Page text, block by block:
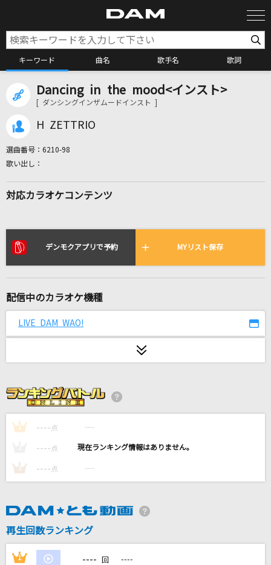
キーワード 曲名 歌手名 歌詞
カラオケ検索
リアルタイムで歌われている曲の一覧
コイスルオトメ
いきものがかり
一体いつから
初星学園
[生音]ひまわりの約束
秦 基博
Lost love song
Hilcrhyme(ヒルクライム)
灰色と青(+菅田将暉)
I wonder
Dancing in the mood<インスト>
[ ダンシングインザムードインスト ]
H ZETTRIO
選曲番号： 6210-98
対応カラオケコンテンツ
デンモクアプリで予約 MYリスト保存
配信中のカラオケ機種
LIVE DAM WAO!
1 ---- 点 ----
---- 点 ----
3 ---- 点 ----
再生回数ランキング
1 ---- 回 ----